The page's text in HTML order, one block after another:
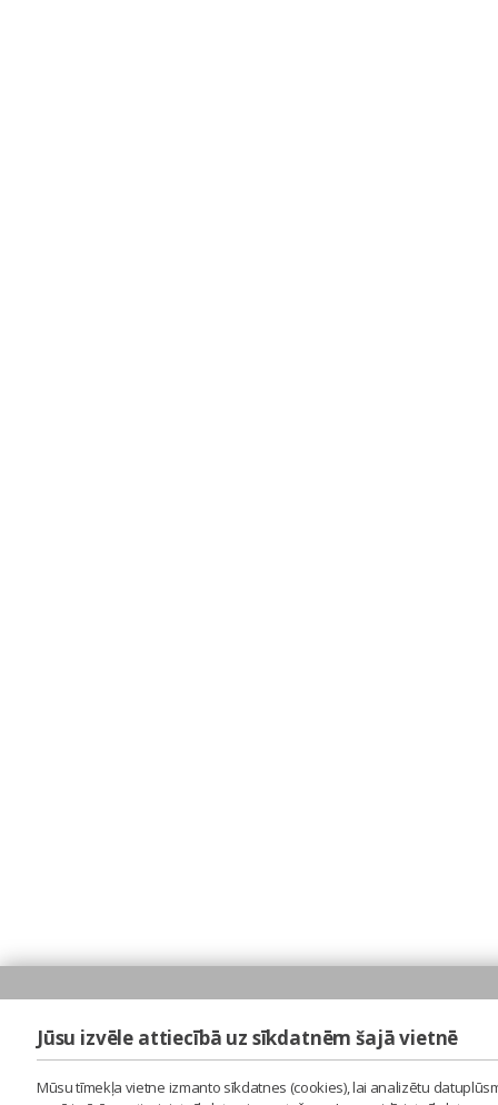
Jūsu izvēle attiecībā uz sīkdatnēm šajā vietnē
Mūsu tīmekļa vietne izmanto sīkdatnes (cookies), lai analizētu